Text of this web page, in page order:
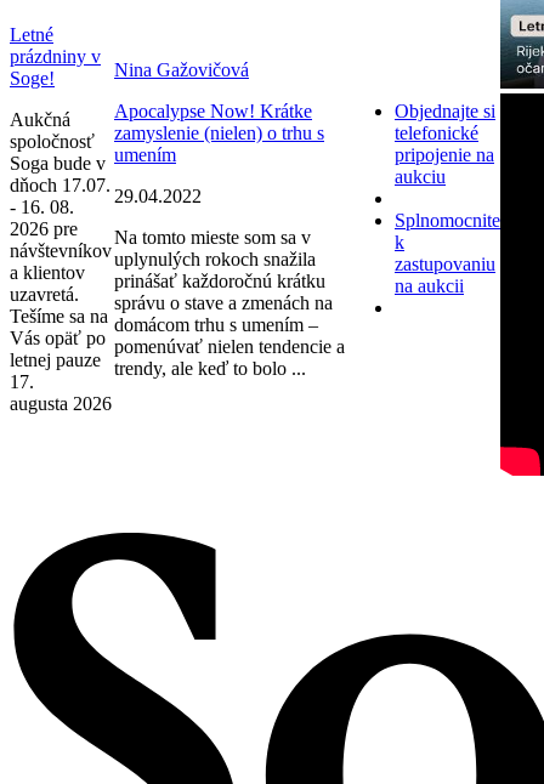
Letné
prázdniny v
Soge!
Aukčná
spoločnosť
Soga bude v
dňoch 17.07.
- 16. 08.
2026 pre
návštevníkov
a klientov
uzavretá.
Tešíme sa na
Vás opäť po
letnej pauze
17.
augusta 2026
Nina Gažovičová
Apocalypse Now! Krátke
zamyslenie (nielen) o trhu s
umením
29.04.2022
Na tomto mieste som sa v
uplynulých rokoch snažila
prinášať každoročnú krátku
správu o stave a zmenách na
domácom trhu s umením –
pomenúvať nielen tendencie a
trendy, ale keď to bolo ...
Objednajte si
telefonické
pripojenie na
aukciu
Splnomocnite
k
zastupovaniu
na aukcii